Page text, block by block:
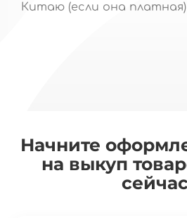
Китаю (если она платная)
Начните
на выкуп